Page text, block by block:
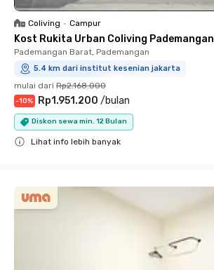
Coliving • Campur
Kost Rukita Urban Coliving Pademangan
Pademangan Barat, Pademangan
5.4 km dari institut kesenian jakarta
mulai dari Rp2.168.000
-10% Rp1.951.200 /bulan
Diskon sewa min. 12 Bulan
Lihat info lebih banyak